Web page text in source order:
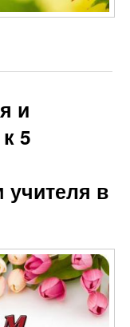
и
5
учителя в